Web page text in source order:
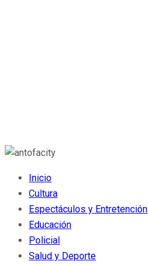
Inicio
Cultura
Espectáculos y Entretención
Educación
Policial
Salud y Deporte